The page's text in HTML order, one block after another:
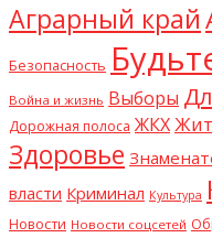
Аграрный край
Безопасность
Война и жизнь Выборы
Дорожная полоса ЖКХ
Здоровье
власти Криминал Культура
Новости Новости соцсетей